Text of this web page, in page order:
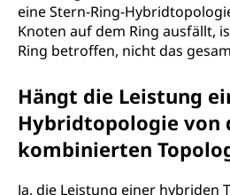
eine Stern-Ring-
Knoten auf dem Ring ausfällt,
Ring betroffen, nicht das
Hängt die Leistung
Hybridtopologie von
kombinierten
Ja, die Leistung einer hybriden